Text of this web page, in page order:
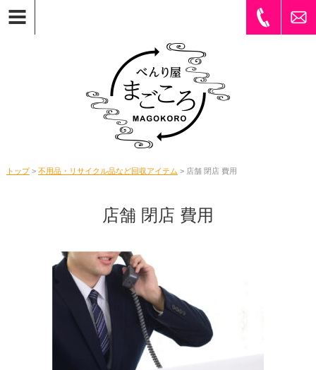
トップ> 不用品・リサイクル品など回収アイテム > 店舗 閉店 費用
店舗 閉店 費用